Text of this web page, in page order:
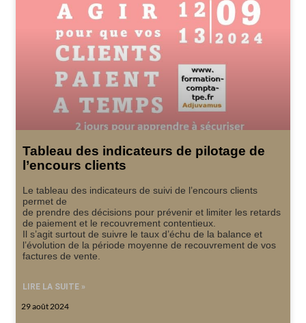
Tableau des indicateurs de pilotage de
l’encours clients
Le tableau des indicateurs de suivi de l’encours clients
permet de
de prendre des décisions pour prévenir et limiter les retards
de paiement et le recouvrement contentieux.
Il s’agit surtout de suivre le taux d’échu de la balance et
l’évolution de la période moyenne de recouvrement de vos
factures de vente.
LIRE LA SUITE »
29 août 2024